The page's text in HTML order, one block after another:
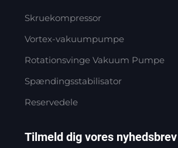
Skruekompressor
Vortex-vakuumpumpe
Rotationsvinge Vakuum Pumpe
Spændingsstabilisator
Reservedele
Tilmeld dig vores nyhedsbrev